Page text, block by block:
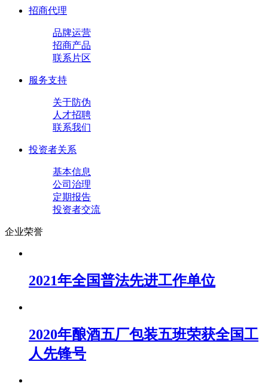
招商代理
品牌运营
招商产品
联系片区
服务支持
关于防伪
人才招聘
联系我们
投资者关系
基本信息
公司治理
定期报告
投资者交流
企业荣誉
2021年全国普法先进工作单位
2020年酿酒五厂包装五班荣获全国工
人先锋号